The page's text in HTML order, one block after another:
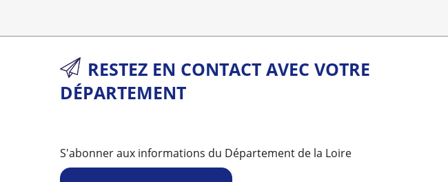
RESTEZ EN CONTACT AVEC VOTRE
DÉPARTEMENT
S'abonner aux informations du Département de la Loire